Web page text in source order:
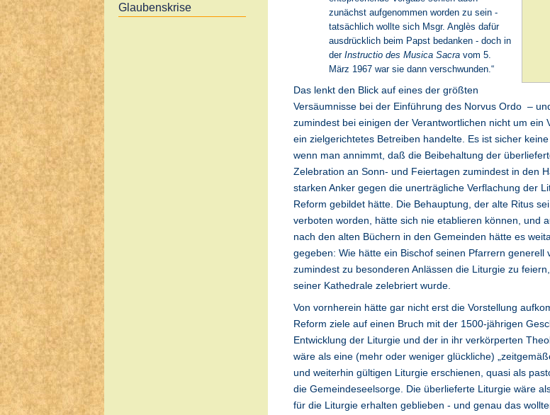
Glaubenskrise
zunächst aufgenommen worden zu sein -
tatsächlich wollte sich Msgr. Anglès dafür
ausdrücklich beim Papst bedanken - doch in
der Instructio des Musica Sacra vom 5.
März 1967 war sie dann verschwunden.“
Das lenkt den Blick auf eines der größten
Versäumnisse bei der Einführung des Norvus Ordo –
zumindest bei einigen der Verantwortlichen nicht um ein
ein zielgerichtetes Betreiben handelte. Es ist sicher
wenn man annimmt, daß die Beibehaltung der
Zelebration an Sonn- und Feiertagen zumindest in den
starken Anker gegen die unerträgliche Verflachung der
Reform gebildet hätte. Die Behauptung, der alte Ritus
verboten worden, hätte sich nie etablieren können, und
nach den alten Büchern in den Gemeinden hätte es
gegeben: Wie hätte ein Bischof seinen Pfarrern generell
zumindest zu besonderen Anlässen die Liturgie zu
seiner Kathedrale zelebriert wurde.
Von vornherein hätte gar nicht erst die Vorstellung
Reform ziele auf einen Bruch mit der 1500-jährigen
Entwicklung der Liturgie und der in ihr verkörperten
wäre als eine (mehr oder weniger glückliche)
und weiterhin gültigen Liturgie erschienen, quasi als
die Gemeindeseelsorge. Die überlieferte Liturgie wäre
für die Liturgie erhalten geblieben - und genau das